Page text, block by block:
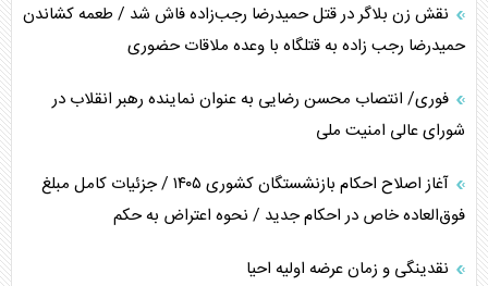
چگونه مقاومت صحنه جنگ را تغییر می‌دهد؟
جنگ رمضان و معضل حضور نظامیان آمریکایی
تحلیل جامع پدیده تراستی‌ها
تأثیر جنگ ایران و آمریکا بر اقتصاد جهانی
نقش زن بلاگر در قتل حمیدرضا رجب‌زاده فاش شد / طعمه کشاندن
حمیدرضا رجب زاده به قتلگاه با وعده ملاقات حضوری
فوری/ انتصاب محسن رضایی به عنوان نماینده رهبر انقلاب در
شورای عالی امنیت ملی
آغاز اصلاح احکام بازنشستگان کشوری ۱۴۰۵ / جزئیات کامل مبلغ
فوق‌العاده خاص در احکام جدید / نحوه اعتراض به حکم
نقدینگی و زمان عرضه اولیه احیا